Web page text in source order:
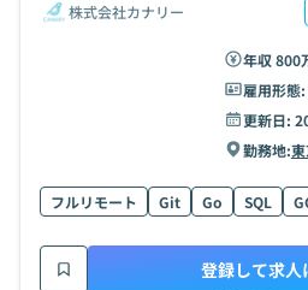
株式会社カナリー
年収 800
雇用形態:
更新日:
勤務地:
フルリモート Git Go SQL
登録して求人